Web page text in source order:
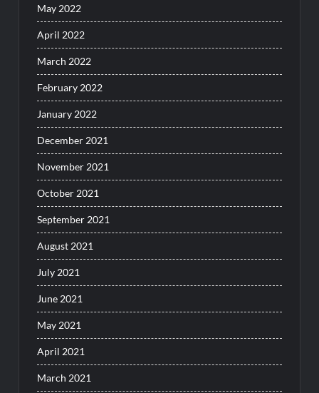
May 2022
April 2022
March 2022
February 2022
January 2022
December 2021
November 2021
October 2021
September 2021
August 2021
July 2021
June 2021
May 2021
April 2021
March 2021